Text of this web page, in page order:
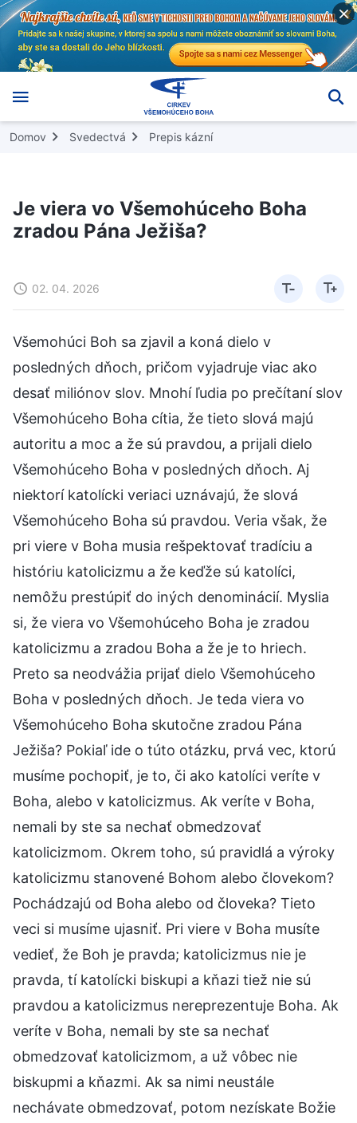
Domov Svedectvá Prepis kázní
Je viera vo Všemohúceho Boha
zradou Pána Ježiša?
02. 04. 2026
Všemohúci Boh sa zjavil a koná dielo v
posledných dňoch, pričom vyjadruje viac ako
desať miliónov slov. Mnohí ľudia po prečítaní slov
Všemohúceho Boha cítia, že tieto slová majú
autoritu a moc a že sú pravdou, a prijali dielo
Všemohúceho Boha v posledných dňoch. Aj
niektorí katolícki veriaci uznávajú, že slová
Všemohúceho Boha sú pravdou. Veria však, že
pri viere v Boha musia rešpektovať tradíciu a
históriu katolicizmu a že keďže sú katolíci,
nemôžu prestúpiť do iných denominácií. Myslia
si, že viera vo Všemohúceho Boha je zradou
katolicizmu a zradou Boha a že je to hriech.
Preto sa neodvážia prijať dielo Všemohúceho
Boha v posledných dňoch. Je teda viera vo
Všemohúceho Boha skutočne zradou Pána
Ježiša? Pokiaľ ide o túto otázku, prvá vec, ktorú
musíme pochopiť, je to, či ako katolíci veríte v
Boha, alebo v katolicizmus. Ak veríte v Boha,
nemali by ste sa nechať obmedzovať
katolicizmom. Okrem toho, sú pravidlá a výroky
katolicizmu stanovené Bohom alebo človekom?
Pochádzajú od Boha alebo od človeka? Tieto
veci si musíme ujasniť. Pri viere v Boha musíte
vedieť, že Boh je pravda; katolicizmus nie je
pravda, tí katolícki biskupi a kňazi tiež nie sú
pravdou a katolicizmus nereprezentuje Boha. Ak
veríte v Boha, nemali by ste sa nechať
obmedzovať katolicizmom, a už vôbec nie
biskupmi a kňazmi. Ak sa nimi neustále
nechávate obmedzovať, potom nezískate Božie